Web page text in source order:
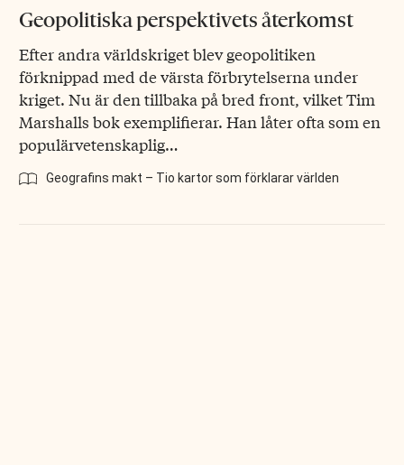
Geopolitiska perspektivets återkomst
Efter andra världskriget blev geopolitiken
förknippad med de värsta förbrytelserna under
kriget. Nu är den tillbaka på bred front, vilket Tim
Marshalls bok exemplifierar. Han låter ofta som en
populärvetenskaplig…
Geografins makt – Tio kartor som förklarar världen